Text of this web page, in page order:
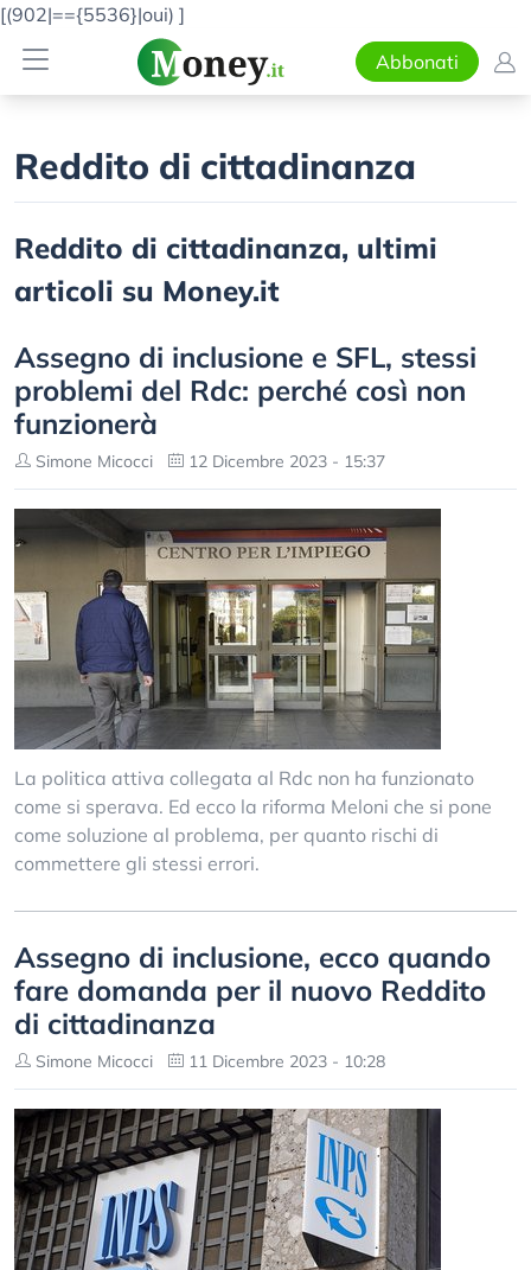
[(902|=={5536}|oui) ]
Abbonati
Reddito di cittadinanza
Reddito di cittadinanza, ultimi
articoli su Money.it
Assegno di inclusione e SFL, stessi
problemi del Rdc: perché così non
funzionerà
Simone Micocci 12 Dicembre 2023 - 15:37
La politica attiva collegata al Rdc non ha funzionato
come si sperava. Ed ecco la riforma Meloni che si pone
come soluzione al problema, per quanto rischi di
commettere gli stessi errori.
Assegno di inclusione, ecco quando
fare domanda per il nuovo Reddito
di cittadinanza
Simone Micocci 11 Dicembre 2023 - 10:28